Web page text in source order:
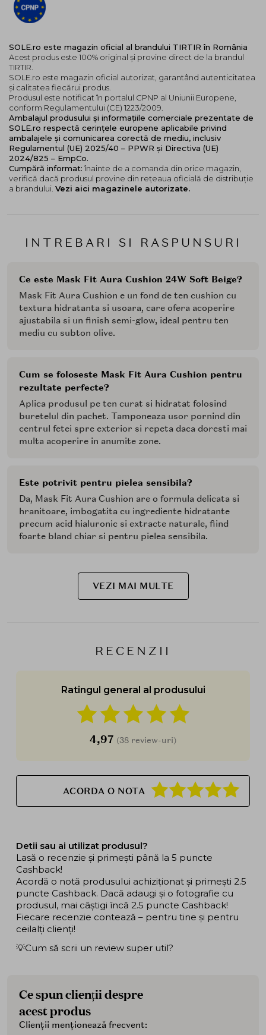
INTREBARI SI RASPUNSURI
Ce este Mask Fit Aura Cushion 24W Soft Beige?
Mask Fit Aura Cushion e un fond de ten cushion cu
textura hidratanta si usoara, care ofera acoperire
ajustabila si un finish semi-glow, ideal pentru ten
mediu cu subton olive.
Cum se foloseste Mask Fit Aura Cushion pentru
rezultate perfecte?
Aplica produsul pe ten curat si hidratat folosind
buretelul din pachet. Tamponeaza usor pornind din
centrul fetei spre exterior si repeta daca doresti mai
multa acoperire in anumite zone.
Este potrivit pentru pielea sensibila?
Da, Mask Fit Aura Cushion are o formula delicata si
hranitoare, imbogatita cu ingrediente hidratante
precum acid hialuronic si extracte naturale, fiind
foarte bland chiar si pentru pielea sensibila.
VEZI MAI MULTE
Tonuri Golden (aurii)
medii spre inchise, cu subtonuri calde, care
25N Mocha / 27N Camel
Tonuri Olive (maslinii)- concepute pentru
inchise, oferind un finish foarte natural: 17W
French Vanilla / 21W Natural Ivory / 24W Soft
Beige / 31N French Beige
Aceasta paleta larga de nuante iti permite sa alegi
nuanta care se potriveste cel mai bine tonului si
subtonului pielii tale, astfel incat fondul de ten sa arate
cat mai natural si uniform. Daca esti intre doua
nuante, recomandarea este sa alegi una mai apropiata
de subtonul pielii tale.
catre exterior pentru o acoperire uniforma. Daca
multa atentie.
SOLE.ro este magazin oficial al brandului TIRTIR în România
Acest produs este 100% original și provine direct de la brandul
TIRTIR.
SOLE.ro este magazin oficial autorizat, garantând autenticitatea
și calitatea fiecărui produs.
Produsul este notificat în portalul CPNP al Uniunii Europene,
conform Regulamentului (CE) 1223/2009.
Ambalajul produsului și informațiile comerciale prezentate de
SOLE.ro respectă cerințele europene aplicabile privind
ambalajele și comunicarea corectă de mediu, inclusiv
Regulamentul (UE) 2025/40 – PPWR și Directiva (UE)
2024/825 – EmpCo.
Cumpără informat: înainte de a comanda din orice magazin,
verifică dacă produsul provine din rețeaua oficială de distribuție
a brandului. Vezi aici magazinele autorizate.
RECENZII
Ratingul general al produsului
4,97 (38 review-uri)
ACORDA O NOTA
Detii sau ai utilizat produsul?
Lasă o recenzie și primești până la 5 puncte
Cashback!
Acordă o notă produsului achiziționat și primești 2.5
puncte Cashback. Dacă adaugi și o fotografie cu
produsul, mai câștigi încă 2.5 puncte Cashback!
Fiecare recenzie contează – pentru tine și pentru
ceilalți clienți!
💡Cum să scrii un review super util?
Ce spun clienții despre
acest produs
Clienții menționează frecvent: